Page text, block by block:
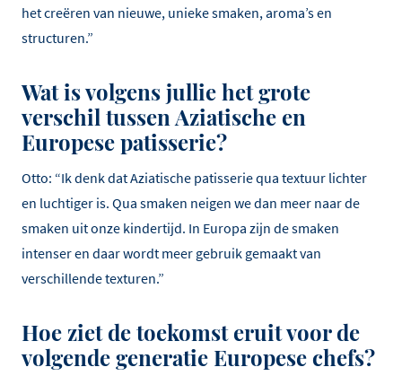
het creëren van nieuwe, unieke smaken, aroma’s en
structuren.”
Wat is volgens jullie het grote
verschil tussen Aziatische en
Europese patisserie?
Otto: “Ik denk dat Aziatische patisserie qua textuur lichter
en luchtiger is. Qua smaken neigen we dan meer naar de
smaken uit onze kindertijd. In Europa zijn de smaken
intenser en daar wordt meer gebruik gemaakt van
verschillende texturen.”
Hoe ziet de toekomst eruit voor de
volgende generatie Europese chefs?